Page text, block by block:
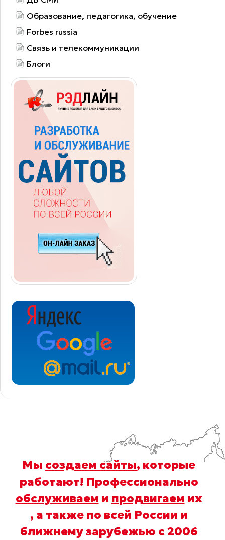
Образование, педагогика, обучение
Forbes russia
Связь и телекоммуникации
Блоги
Мы создаем сайты, которые
работают! Профессионально
обслуживаем и продвигаем их
, а также по всей России и
ближнему зарубежью с 2006